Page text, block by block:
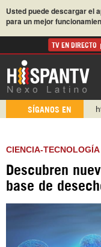
Usted puede descargar el
para un mejor
TV EN DIRECTO
SÍGANOS EN
CIENCIA-TECNOLOGÍA
Descubren
base de